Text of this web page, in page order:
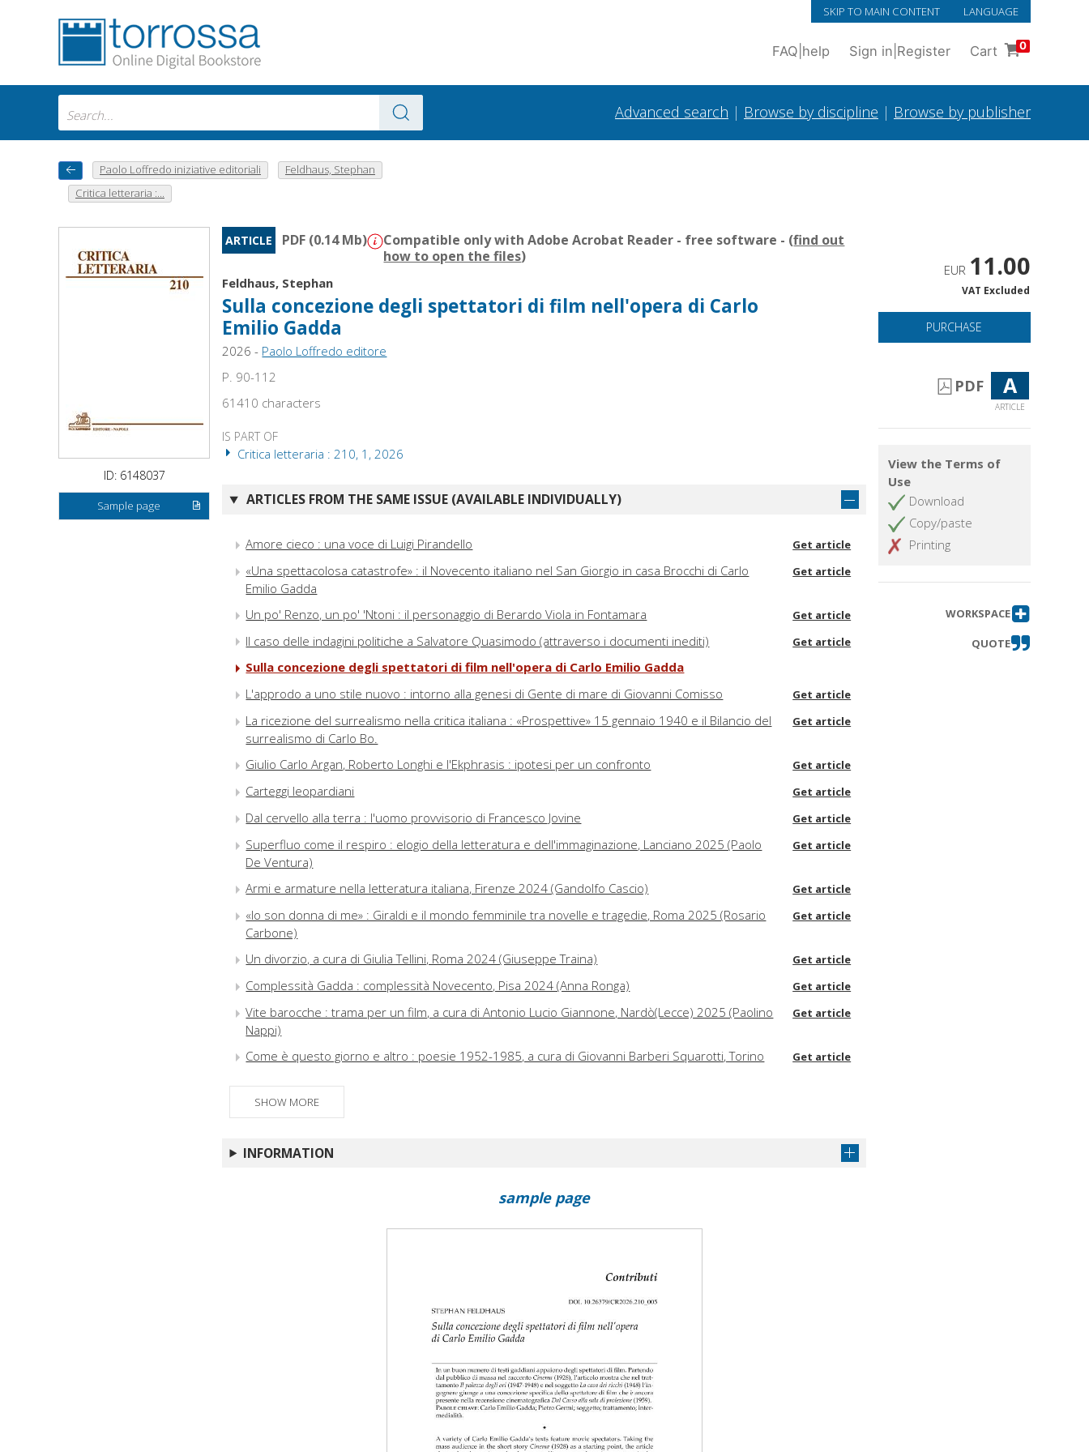
SKIP TO MAIN CONTENT LANGUAGE
FAQ help Sign in Register Cart 0
Advanced search | Browse by discipline | Browse by publisher
Paolo Loffredo iniziative editoriali
Feldhaus, Stephan
Critica letteraria :...
ID: 6148037
Sample page
ARTICLE PDF (0.14 Mb) Compatible only with Adobe Acrobat Reader - free software - (find out
how to open the files)
Feldhaus, Stephan
Sulla concezione degli spettatori di film nell'opera di Carlo
Emilio Gadda
2026 - Paolo Loffredo editore
P. 90-112
61410 characters
IS PART OF
Critica letteraria : 210, 1, 2026
ARTICLES FROM THE SAME ISSUE (AVAILABLE INDIVIDUALLY)
Amore cieco : una voce di Luigi Pirandello Get article
«Una spettacolosa catastrofe» : il Novecento italiano nel San Giorgio in casa Brocchi di Carlo
Emilio Gadda
Get article
Un po' Renzo, un po' 'Ntoni : il personaggio di Berardo Viola in Fontamara Get article
Il caso delle indagini politiche a Salvatore Quasimodo (attraverso i documenti inediti) Get article
Sulla concezione degli spettatori di film nell'opera di Carlo Emilio Gadda
L'approdo a uno stile nuovo : intorno alla genesi di Gente di mare di Giovanni Comisso
Get article
La ricezione del surrealismo nella critica italiana : «Prospettive» 15 gennaio 1940 e il Bilancio del
surrealismo di Carlo Bo.
Get article
Giulio Carlo Argan, Roberto Longhi e l'Ekphrasis : ipotesi per un confronto Get article
Carteggi leopardiani Get article
Dal cervello alla terra : l'uomo provvisorio di Francesco Jovine Get article
Superfluo come il respiro : elogio della letteratura e dell'immaginazione, Lanciano 2025 (Paolo
De Ventura)
Get article
Armi e armature nella letteratura italiana, Firenze 2024 (Gandolfo Cascio) Get article
«Io son donna di me» : Giraldi e il mondo femminile tra novelle e tragedie, Roma 2025 (Rosario
Carbone)
Get article
Un divorzio, a cura di Giulia Tellini, Roma 2024 (Giuseppe Traina) Get article
Complessità Gadda : complessità Novecento, Pisa 2024 (Anna Ronga) Get article
Vite barocche : trama per un film, a cura di Antonio Lucio Giannone, Nardò(Lecce) 2025 (Paolino
Nappi)
Get article
Come è questo giorno e altro : poesie 1952-1985, a cura di Giovanni Barberi Squarotti, Torino
(Stefano Angelini)
Get article
SHOW MORE
INFORMATION
EUR 11.00
VAT Excluded
PURCHASE
PDF A
ARTICLE
View the Terms of
Use
Download
Copy/paste
Printing
WORKSPACE
QUOTE
sample page